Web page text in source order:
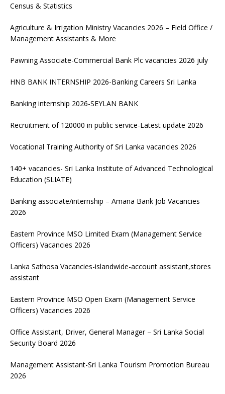
Census & Statistics
Agriculture & Irrigation Ministry Vacancies 2026 – Field Office /
Management Assistants & More
Pawning Associate-Commercial Bank Plc vacancies 2026 july
HNB BANK INTERNSHIP 2026-Banking Careers Sri Lanka
Banking internship 2026-SEYLAN BANK
Recruitment of 120000 in public service-Latest update 2026
Vocational Training Authority of Sri Lanka vacancies 2026
140+ vacancies- Sri Lanka Institute of Advanced Technological
Education (SLIATE)
Banking associate/internship – Amana Bank Job Vacancies
2026
Eastern Province MSO Limited Exam (Management Service
Officers) Vacancies 2026
Lanka Sathosa Vacancies-islandwide-account assistant,stores
assistant
Eastern Province MSO Open Exam (Management Service
Officers) Vacancies 2026
Office Assistant, Driver, General Manager – Sri Lanka Social
Security Board 2026
Management Assistant-Sri Lanka Tourism Promotion Bureau
2026